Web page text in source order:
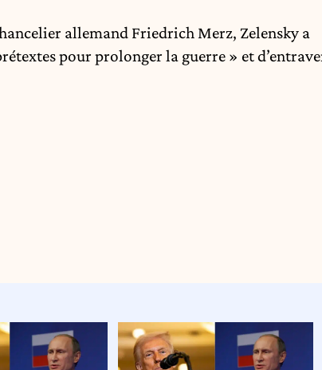
allemand Friedrich Merz, Zelensky a
pour prolonger la guerre » et